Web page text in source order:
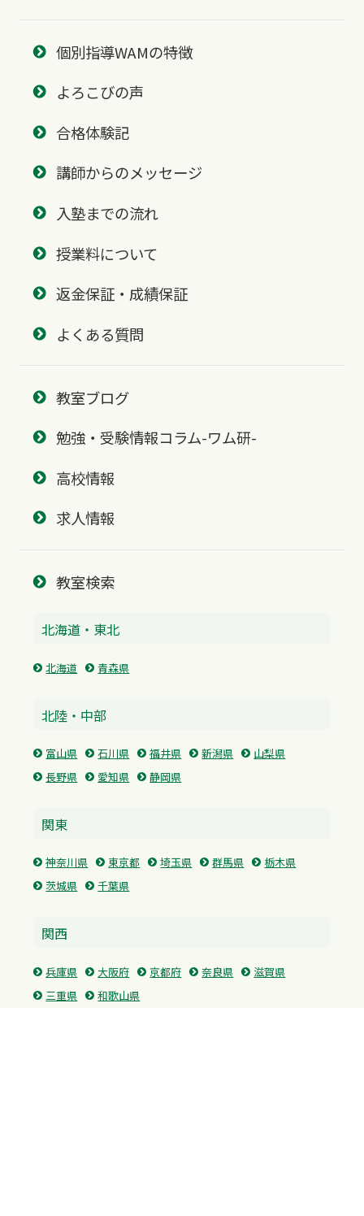
個別指導WAMの特徴
よろこびの声
合格体験記
講師からのメッセージ
入塾までの流れ
授業料について
返金保証・成績保証
よくある質問
教室ブログ
勉強・受験情報コラム-ワム研-
高校情報
求人情報
教室検索
北海道・東北
北海道 青森県
北陸・中部
富山県 石川県 福井県 新潟県
山梨県
長野県
愛知県 静岡県
関東
神奈川県 東京都 埼玉県 群馬県
栃木県
茨城県
千葉県
関西
兵庫県 大阪府 京都府 奈良県
滋賀県
三重県
和歌山県